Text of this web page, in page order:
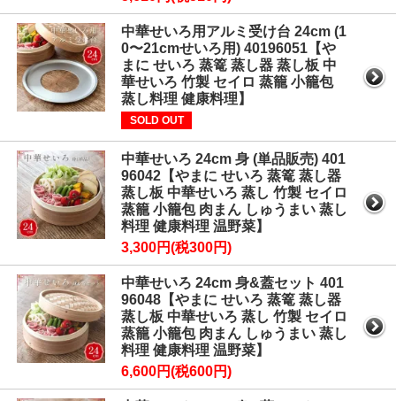
中華せいろ用アルミ受け台 24cm (1
0〜21cmせいろ用) 40196051【や
まに せいろ 蒸篭 蒸し器 蒸し板 中
華せいろ 竹製 セイロ 蒸籠 小籠包
蒸し料理 健康料理】
SOLD OUT
中華せいろ 24cm 身 (単品販売) 401
96042【やまに せいろ 蒸篭 蒸し器
蒸し板 中華せいろ 蒸し 竹製 セイロ
蒸籠 小籠包 肉まん しゅうまい 蒸し
料理 健康料理 温野菜】
3,300円(税300円)
中華せいろ 24cm 身&蓋セット 401
96048【やまに せいろ 蒸篭 蒸し器
蒸し板 中華せいろ 蒸し 竹製 セイロ
蒸籠 小籠包 肉まん しゅうまい 蒸し
料理 健康料理 温野菜】
6,600円(税600円)